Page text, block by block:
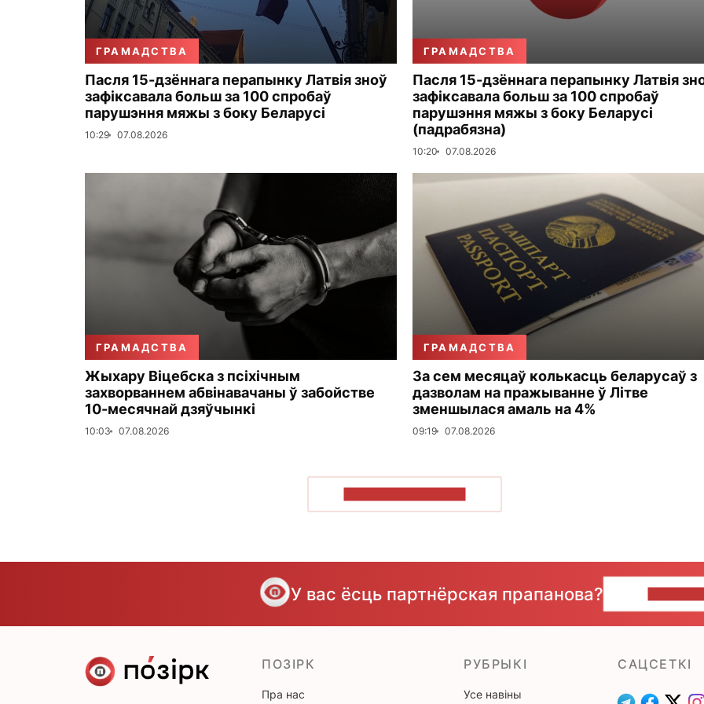
ГРАМАДСТВА
Пасля 15-дзённага перапынку Латвія зноў
зафіксавала больш за 100 спробаў
парушэння мяжы з боку Беларусі
10:29 07.08.2026
ГРАМАДСТВА
Пасля 15-дзённага перапынку Латвія
зафіксавала больш за 100 спробаў
парушэння мяжы з боку Беларусі
(падрабязна)
10:20 07.08.2026
ГРАМАДСТВА
Жыхару Віцебска з псіхічным
захворваннем абвінавачаны ў забойстве
10-месячнай дзяўчынкі
10:03 07.08.2026
ГРАМАДСТВА
За сем месяцаў колькасць беларусаў з
дазволам на пражыванне ў Літве
зменшылася амаль на 4%
09:19 07.08.2026
У вас ёсць партнёрская прапанова?
ПОЗІРК
Пра нас
РУБРЫКІ
Усе навіны
САЦСЕТКІ